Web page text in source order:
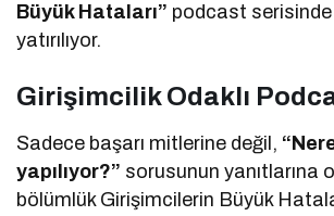
Büyük Hataları” podcast
yatırılıyor.
Girişimcilik Odaklı
Sadece başarı mitlerine değil,
yapılıyor?” sorusunun yanıtlarına
bölümlük Girişimcilerin Büyük